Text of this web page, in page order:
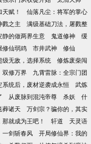
赋！
仙落凡尘：将军的掌心
戮之主
满级基础刀法，屠戮整
静的做两界生意 鬼道修神
缓
修仙弱鸡 市井武神
修仙
级无敌，选择系统
修炼废柴闯
双修万界
九霄雷脉：全宗门团
系统后，废材逆袭成永恒
武炼
从废脉到混沌帝尊 杀妖
什
葬诸天
万剑宗？骗你的，其实
就成为王吧！ 轩道
天灵语
一剑斩春风
开局修仙界：我的